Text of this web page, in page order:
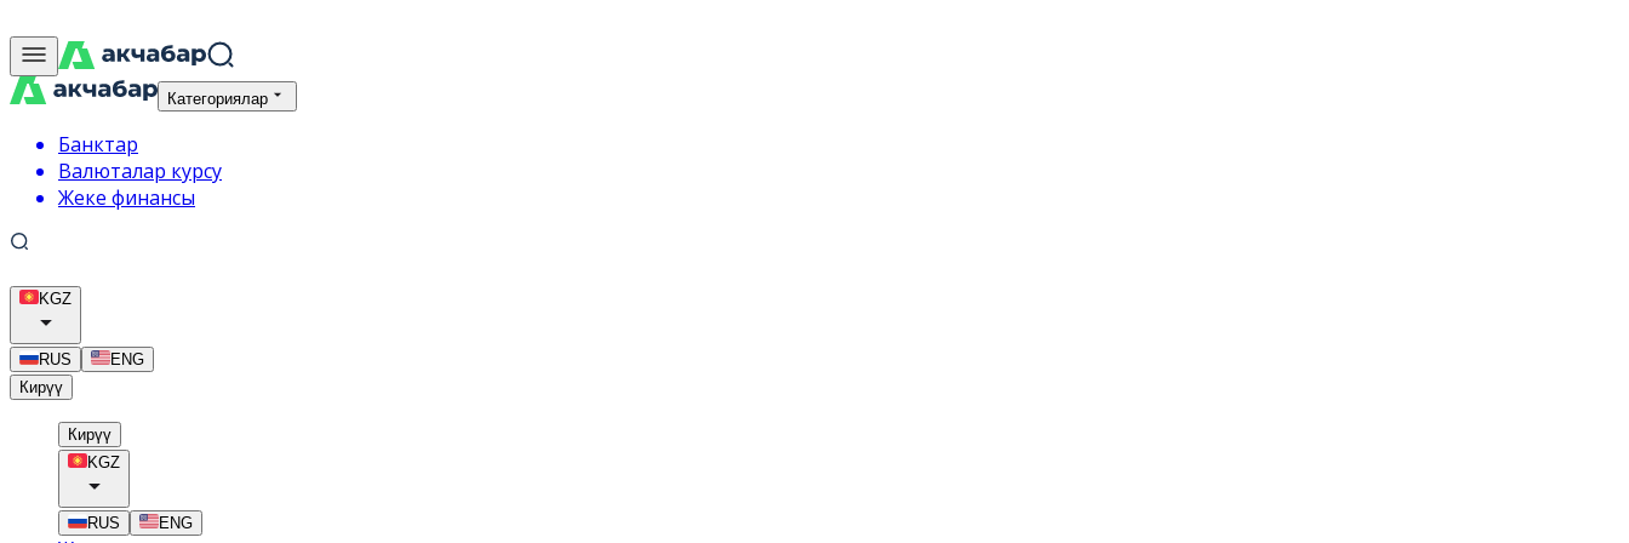
Категориялар
Банктар
Валюталар курсу
Жеке финансы
KGZ
RUS
ENG
Кирүү
Кирүү
KGZ
RUS ENG